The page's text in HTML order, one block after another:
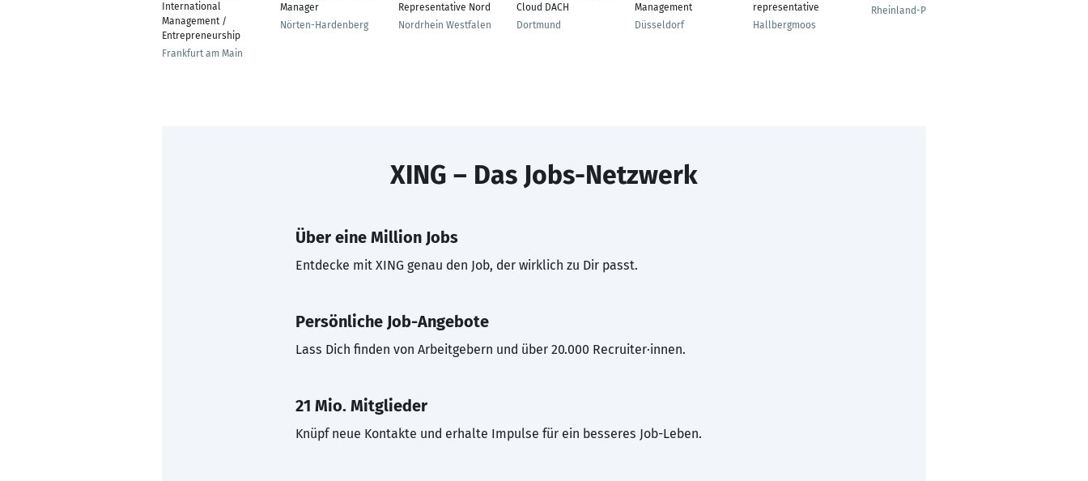
International
Management /
Entrepreneurship
Frankfurt am Main
Manager
Nörten-Hardenberg
Representative Nord
Nordrhein Westfalen
Cloud DACH
Dortmund
Management
Düsseldorf
representative
Hallbergmoos
Rheinland-Pfalz
XING – Das Jobs-Netzwerk
Über eine Million Jobs
Entdecke mit XING genau den Job, der wirklich zu Dir passt.
Persönliche Job-Angebote
Lass Dich finden von Arbeitgebern und über 20.000 Recruiter·innen.
21 Mio. Mitglieder
Knüpf neue Kontakte und erhalte Impulse für ein besseres Job-Leben.